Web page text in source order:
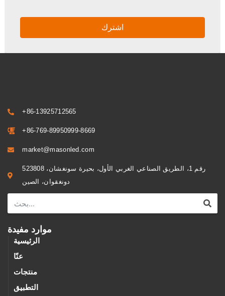
اشترك
+86-13925712565
+86-769-89950999-8669
market@masonled.com
رقم 1، الطريق الصناعي الغربي الأول، بحيرة سونغشان، 523808
دونغقوان، الصين
موارد مفيدة
الرئيسية
عنّا
منتجات
التطبيق